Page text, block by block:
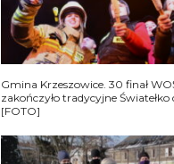
Gmina Krzeszowice. 30 finał
zakończyło tradycyjne Światełko
[FOTO]